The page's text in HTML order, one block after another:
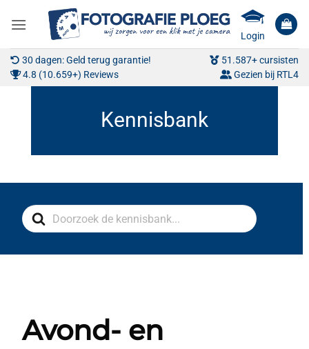
naar
Login
30 dagen: Geld terug garantie!
51.587+ cursisten
4.8 (10.659+) Reviews
Gezien bij RTL4
Search
For
Avond- en